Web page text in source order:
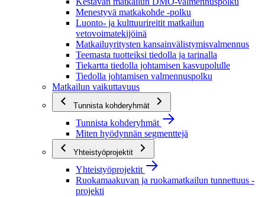
Menestyvä matkakohde -polku
Luonto- ja kulttuurireitit matkailun
vetovoimatekijöinä
Matkailuyritysten kansainvälistymisvalmennus
Teemasta tuotteiksi tiedolla ja tarinalla
Tiekartta tiedolla johtamisen kasvupolulle
Tiedolla johtamisen valmennuspolku
Matkailun vaikuttavuus
Tunnista kohderyhmät
Tunnista kohderyhmät
Miten hyödynnän segmenttejä
Yhteistyöprojektit
Yhteistyöprojektit
Ruokamaakuvan ja ruokamatkailun tunnettuus -
projekti